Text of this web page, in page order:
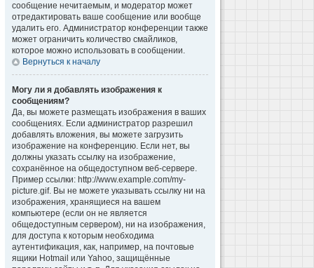
сообщение нечитаемым, и модератор может
отредактировать ваше сообщение или вообще
удалить его. Администратор конференции также
может ограничить количество смайликов,
которое можно использовать в сообщении.
Вернуться к началу
Могу ли я добавлять изображения к
сообщениям?
Да, вы можете размещать изображения в ваших
сообщениях. Если администратор разрешил
добавлять вложения, вы можете загрузить
изображение на конференцию. Если нет, вы
должны указать ссылку на изображение,
сохранённое на общедоступном веб-сервере.
Пример ссылки: http://www.example.com/my-
picture.gif. Вы не можете указывать ссылку ни на
изображения, хранящиеся на вашем
компьютере (если он не является
общедоступным сервером), ни на изображения,
для доступа к которым необходима
аутентификация, как, например, на почтовые
ящики Hotmail или Yahoo, защищённые